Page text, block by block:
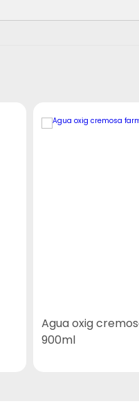
Agua oxig
900ml